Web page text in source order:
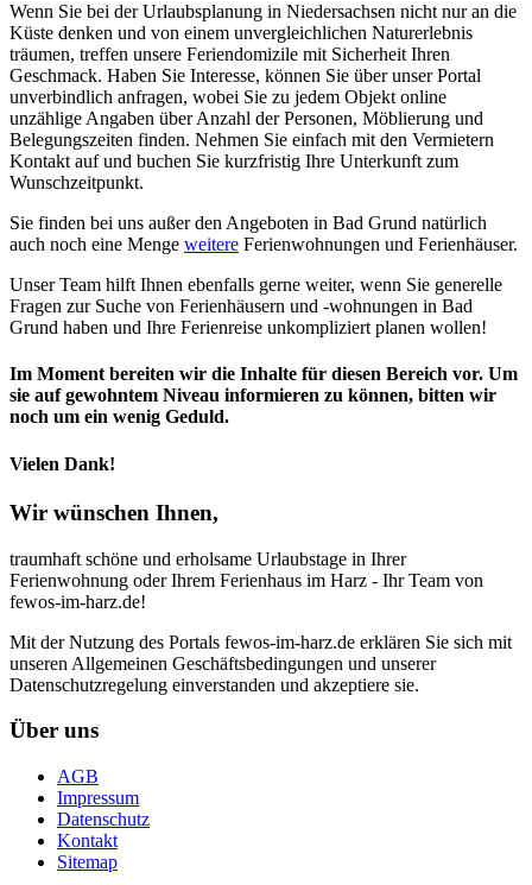
Wenn Sie bei der Urlaubsplanung in Niedersachsen nicht nur an die
Küste denken und von einem unvergleichlichen Naturerlebnis
träumen, treffen unsere Feriendomizile mit Sicherheit Ihren
Geschmack. Haben Sie Interesse, können Sie über unser Portal
unverbindlich anfragen, wobei Sie zu jedem Objekt online
unzählige Angaben über Anzahl der Personen, Möblierung und
Belegungszeiten finden. Nehmen Sie einfach mit den Vermietern
Kontakt auf und buchen Sie kurzfristig Ihre Unterkunft zum
Wunschzeitpunkt.
Sie finden bei uns außer den Angeboten in Bad Grund natürlich
auch noch eine Menge weitere Ferienwohnungen und Ferienhäuser.
Unser Team hilft Ihnen ebenfalls gerne weiter, wenn Sie generelle
Fragen zur Suche von Ferienhäusern und -wohnungen in Bad
Grund haben und Ihre Ferienreise unkompliziert planen wollen!
Im Moment bereiten wir die Inhalte für diesen Bereich vor. Um
sie auf gewohntem Niveau informieren zu können, bitten wir
noch um ein wenig Geduld.
Vielen Dank!
Wir wünschen Ihnen,
traumhaft schöne und erholsame Urlaubstage in Ihrer
Ferienwohnung oder Ihrem Ferienhaus im Harz - Ihr Team von
fewos-im-harz.de!
Mit der Nutzung des Portals fewos-im-harz.de erklären Sie sich mit
unseren Allgemeinen Geschäftsbedingungen und unserer
Datenschutzregelung einverstanden und akzeptiere sie.
Über uns
AGB
Impressum
Datenschutz
Kontakt
Sitemap